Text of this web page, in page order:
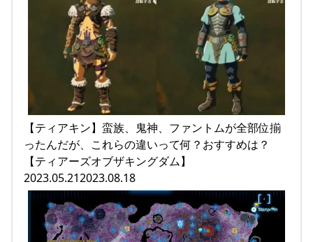
【ティアキン】蛮族、鬼神、ファントムが全部位揃
ったんだが、これらの違いって何？おすすめは？
【ティアーズオブザキングダム】
2023.05.212023.08.18